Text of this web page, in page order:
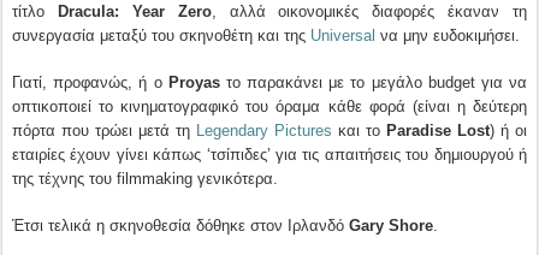
τίτλο
Dracula: Year Zero, αλλά οικονομικές διαφορές έκαναν τη
συνεργασία μεταξύ του σκηνοθέτη και της Universal να μην ευδοκιμήσει.
Γιατί, προφανώς, ή ο Proyas το παρακάνει με το μεγάλο budget για να
οπτικοποιεί το κινηματογραφικό του όραμα κάθε φορά (είναι η δεύτερη
πόρτα που τρώει μετά τη Legendary Pictures και το Paradise Lost) ή οι
εταιρίες έχουν γίνει κάπως ‘τσίπιδες’ για τις απαιτήσεις του δημιουργού ή
της τέχνης του filmmaking γενικότερα.
Έτσι τελικά η σκηνοθεσία δόθηκε στον Ιρλανδό Gary Shore.